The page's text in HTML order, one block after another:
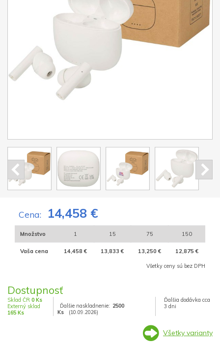
Cena: 14,458 €
Množstvo 1 15 75 150
Vaša cena 14,458 € 13,833 € 13,250 € 12,875 €
Všetky ceny sú bez DPH
Dostupnosť
Sklad ČR 0 Ks
Externý sklad
165 Ks
Ďalšie naskladnenie: 2500
Ks
(10.09.2026)
Ďalšia dodávka cca
3 dni
Všetky varianty